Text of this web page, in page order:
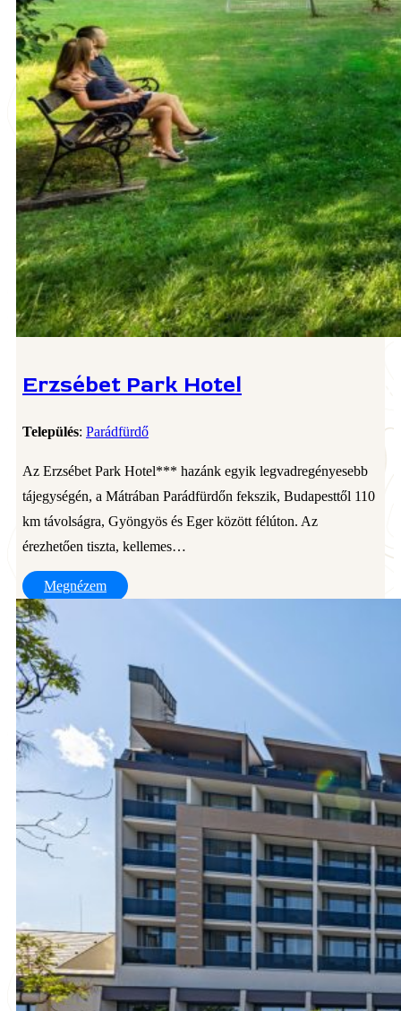
Erzsébet Park Hotel
Település: Parádfürdő
Az Erzsébet Park Hotel*** hazánk egyik legvadregényesebb
tájegységén, a Mátrában Parádfürdőn fekszik, Budapesttől 110
km távolságra, Gyöngyös és Eger között félúton. Az
érezhetően tiszta, kellemes…
Megnézem